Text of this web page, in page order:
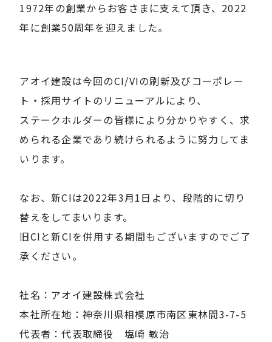
1972年の創業からお客さまに支えて頂き、2022
年に創業50周年を迎えました。
アオイ建設は今回のCI/VIの刷新及びコーポレー
ト・採用サイトのリニューアルにより、
ステークホルダーの皆様により分かりやすく、求
められる企業であり続けられるように努力してま
いります。
なお、新CIは2022年3月1日より、段階的に切り
替えをしてまいります。
旧CIと新CIを併用する期間もございますのでご了
承ください。
社名：アオイ建設株式会社
本社所在地：神奈川県相模原市南区東林間3-7-5
代表者：代表取締役 塩崎 敏治